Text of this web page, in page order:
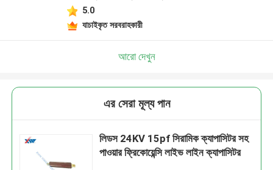
5.0
যাচাইকৃত সরবরাহকারী
আরো দেখুন
এর সেরা মূল্য পান
লিডস 24KV 15pf সিরামিক ক্যাপাসিটর সহ
পাওয়ার ফ্রিকোয়েন্সি লাইভ লাইন ক্যাপাসিটর